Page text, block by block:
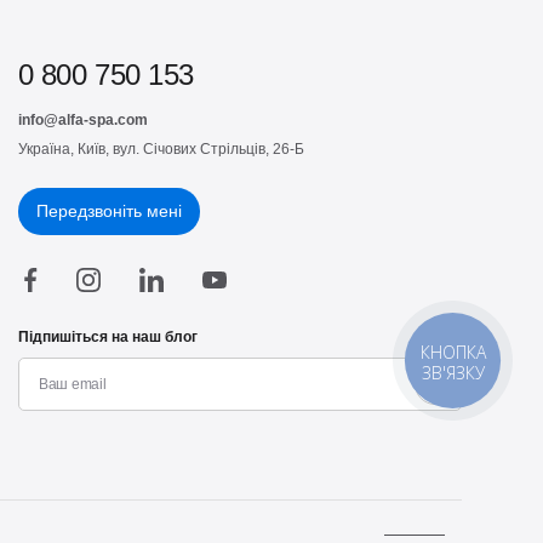
0 800 750 153
info@alfa-spa.com
Україна, Київ, вул. Січових Стрільців, 26-Б
Передзвоніть мені
Підпишіться на наш блог
КНОПКА
ЗВ'ЯЗКУ